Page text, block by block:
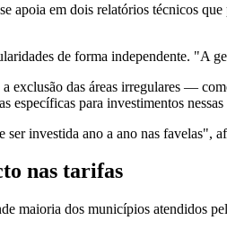
em dois relatórios técnicos
de forma independente. "A
exclusão das áreas irregulares —
específicas para investimentos
investida ano a ano nas favelas",
nas tarifas
maioria dos municípios atendidos